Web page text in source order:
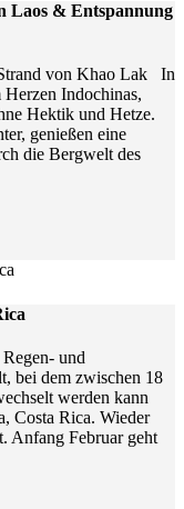
Laos & Entspannung
von Khao Lak In
Indochinas,
Hektik und Hetze.
genießen eine
die Bergwelt des
und
bei dem zwischen 18
werden kann
Costa Rica. Wieder
Anfang Februar geht